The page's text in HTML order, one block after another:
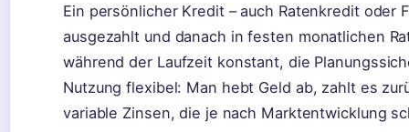
Ein persönlicher Kredit – auch Ratenkredit oder
ausgezahlt und danach in festen monatlichen
während der Laufzeit konstant, die
Nutzung flexibel: Man hebt Geld ab, zahlt es
variable Zinsen, die je nach Marktentwicklung